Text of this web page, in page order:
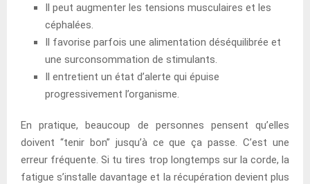
Il peut augmenter les tensions musculaires et les
céphalées.
Il favorise parfois une alimentation déséquilibrée et
une surconsommation de stimulants.
Il entretient un état d’alerte qui épuise
progressivement l’organisme.
En pratique, beaucoup de personnes pensent qu’elles
doivent “tenir bon” jusqu’à ce que ça passe. C’est une
erreur fréquente. Si tu tires trop longtemps sur la corde, la
fatigue s’installe davantage et la récupération devient plus